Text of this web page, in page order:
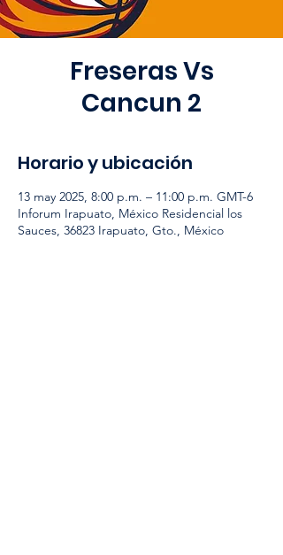
Freseras Vs
Cancun 2
Horario y ubicación
13 may 2025, 8:00 p.m. – 11:00 p.m. GMT-6
Inforum Irapuato, México Residencial los
Sauces, 36823 Irapuato, Gto., México